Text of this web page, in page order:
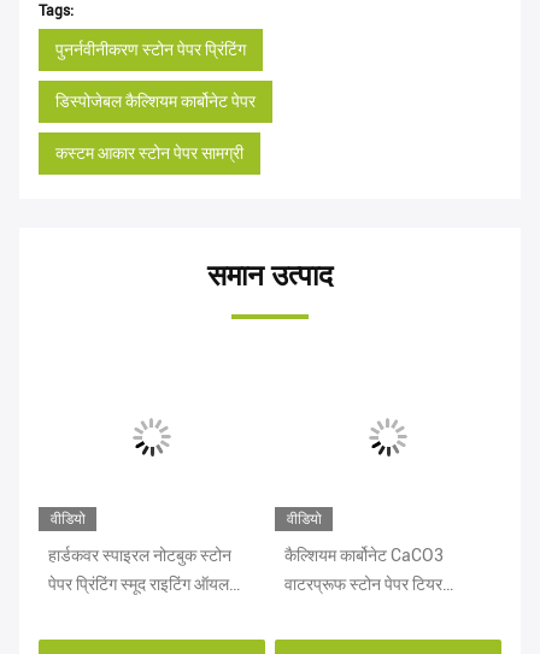
Tags:
पुनर्नवीनीकरण स्टोन पेपर प्रिंटिंग
डिस्पोजेबल कैल्शियम कार्बोनेट पेपर
कस्टम आकार स्टोन पेपर सामग्री
समान उत्पाद
वीडियो
हार्डकवर स्पाइरल नोटबुक स्टोन
पेपर प्रिंटिंग स्मूद राइटिंग ऑयल
वीडियो
कैल्शियम कार्बोनेट CaCO3
वाटरप्रूफ स्टोन पेपर टियर